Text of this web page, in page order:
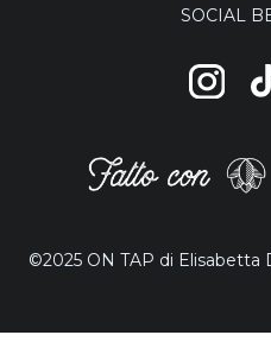
SOCIAL
©2025 ON TAP di Elisabetta